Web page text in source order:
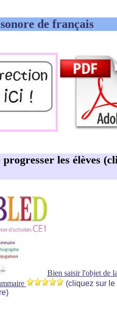
de français
les élèves
Bien saisir l'objet de la
(cliquez sur le